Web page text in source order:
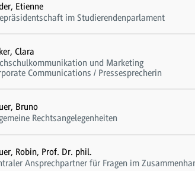
Etienne
im Studierendenparlament
Clara
und Marketing
Communications / Pressesprecherin
Bruno
Rechtsangelegenheiten
Robin, Prof. Dr. phil.
Ansprechpartner für Fragen im